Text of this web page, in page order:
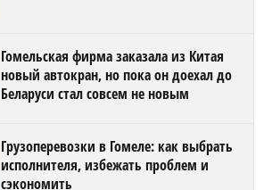
Гомельская фирма заказала из Китая
новый автокран, но пока он доехал до
Беларуси стал совсем не новым
Грузоперевозки в Гомеле: как выбрать
исполнителя, избежать проблем и
сэкономить